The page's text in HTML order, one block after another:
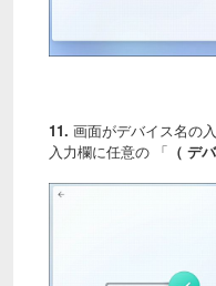
11. 画面がデバイス名の
入力欄に任意の 「 （ デ